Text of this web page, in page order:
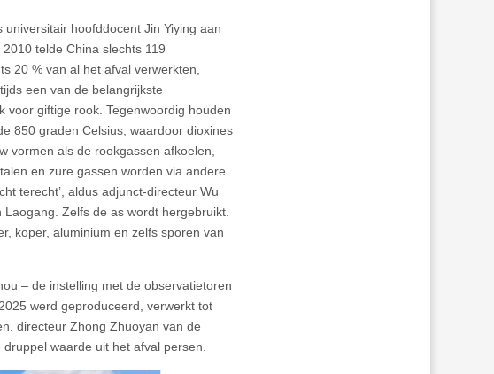
hoofddocent Jin Yiying aan
2010 telde China slechts 119
20 % van al het afval verwerkten,
een van de belangrijkste
voor giftige rook. Tegenwoordig houden
850 graden Celsius, waardoor dioxines
vormen als de rookgassen afkoelen,
en zure gassen worden via andere
terecht’, aldus adjunct-directeur Wu
Zelfs de as wordt hergebruikt.
koper, aluminium en zelfs sporen van
– de instelling met de observatietoren
werd geproduceerd, verwerkt tot
directeur Zhong Zhuoyan van de
waarde uit het afval persen.